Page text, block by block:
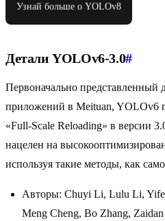
Узнай больше о YOLOv8
Детали YOLOv6-3.0#
Первоначально
приложений в Meituan, YOLOv6
«Full-Scale Reloading» в версии
нацелен на
используя такие методы, как
Авторы: Chuyi Li, Lulu Li,
Meng Cheng, Bo Zhang,